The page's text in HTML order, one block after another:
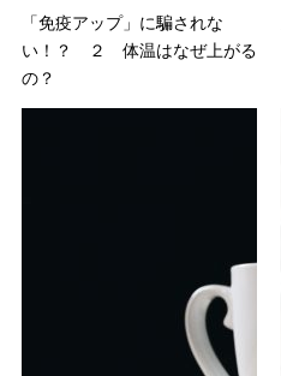
「免疫アップ」に騙されな
い！？ ２ 体温はなぜ上がる
の？